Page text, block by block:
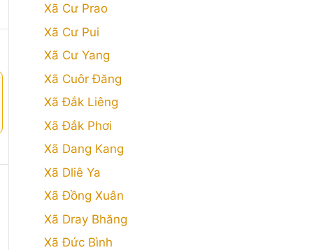
Xã Cư Prao
Xã Cư Pui
Xã Cư Yang
Xã Cuôr Đăng
Xã Đắk Liêng
Xã Đắk Phơi
Xã Dang Kang
Xã Dliê Ya
Xã Đồng Xuân
Xã Dray Bhăng
Xã Đức Bình